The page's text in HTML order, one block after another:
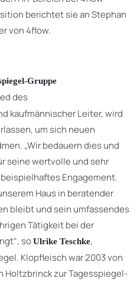
berichtet sie an Stephan
von 4flow.
Gruppe
des
kaufmännischer Leiter, wird
um sich neuen
„Wir bedauern dies und
seine wertvolle und sehr
Engagement.
Haus in beratender
bleibt und sein umfassendes
Tätigkeit bei der
soUlrike Teschke,
Klopfleisch war 2003 von
Holtzbrinck zur Tagesspiegel-